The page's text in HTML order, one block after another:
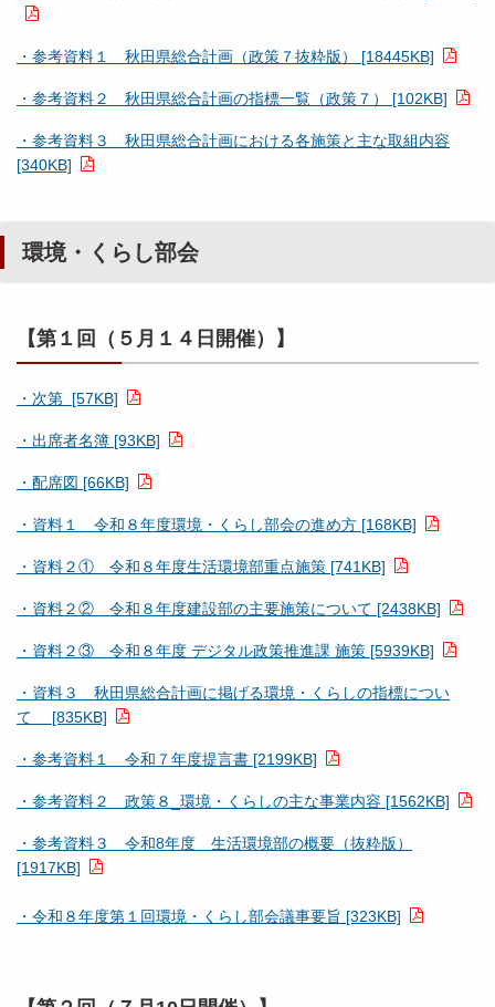
・参考資料１ 秋田県総合計画（政策７抜粋版） [18445KB]
・参考資料２ 秋田県総合計画の指標一覧（政策７） [102KB]
・参考資料３ 秋田県総合計画における各施策と主な取組内容
[340KB]
環境・くらし部会
【第１回（５月１４日開催）】
・次第 [57KB]
・出席者名簿 [93KB]
・配席図 [66KB]
・資料１ 令和８年度環境・くらし部会の進め方 [168KB]
・資料２① 令和８年度生活環境部重点施策 [741KB]
・資料２② 令和８年度建設部の主要施策について [2438KB]
・資料２③ 令和８年度 デジタル政策推進課 施策 [5939KB]
・資料３ 秋田県総合計画に掲げる環境・くらしの指標につい
て [835KB]
・参考資料１ 令和７年度提言書 [2199KB]
・参考資料２ 政策８_環境・くらしの主な事業内容 [1562KB]
・参考資料３ 令和8年度 生活環境部の概要（抜粋版）
[1917KB]
・令和８年度第１回環境・くらし部会議事要旨 [323KB]